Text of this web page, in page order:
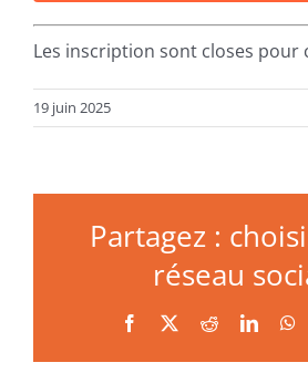
Les inscription sont closes pour
19 juin 2025
Partagez :
réseau
Facebook Reddit